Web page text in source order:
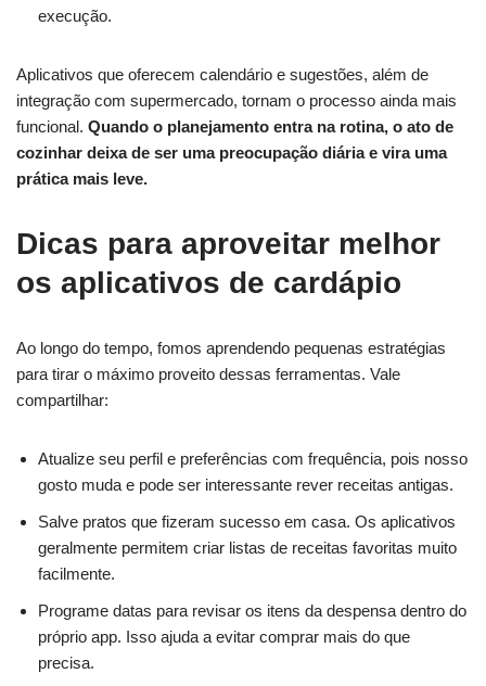
execução.
Aplicativos que oferecem calendário e sugestões, além de
integração com supermercado, tornam o processo ainda mais
funcional. Quando o planejamento entra na rotina, o ato de
cozinhar deixa de ser uma preocupação diária e vira uma
prática mais leve.
Dicas para aproveitar melhor
os aplicativos de cardápio
Ao longo do tempo, fomos aprendendo pequenas estratégias
para tirar o máximo proveito dessas ferramentas. Vale
compartilhar:
Atualize seu perfil e preferências com frequência, pois nosso
gosto muda e pode ser interessante rever receitas antigas.
Salve pratos que fizeram sucesso em casa. Os aplicativos
geralmente permitem criar listas de receitas favoritas muito
facilmente.
Programe datas para revisar os itens da despensa dentro do
próprio app. Isso ajuda a evitar comprar mais do que
precisa.